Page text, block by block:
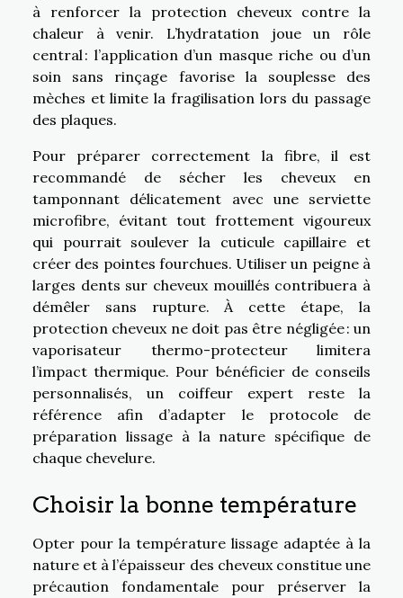
à renforcer la protection cheveux contre la
chaleur à venir. L’hydratation joue un rôle
central : l’application d’un masque riche ou d’un
soin sans rinçage favorise la souplesse des
mèches et limite la fragilisation lors du passage
des plaques.
Pour préparer correctement la fibre, il est
recommandé de sécher les cheveux en
tamponnant délicatement avec une serviette
microfibre, évitant tout frottement vigoureux
qui pourrait soulever la cuticule capillaire et
créer des pointes fourchues. Utiliser un peigne à
larges dents sur cheveux mouillés contribuera à
démêler sans rupture. À cette étape, la
protection cheveux ne doit pas être négligée : un
vaporisateur thermo-protecteur limitera
l’impact thermique. Pour bénéficier de conseils
personnalisés, un coiffeur expert reste la
référence afin d’adapter le protocole de
préparation lissage à la nature spécifique de
chaque chevelure.
Choisir la bonne température
Opter pour la température lissage adaptée à la
nature et à l’épaisseur des cheveux constitue une
précaution fondamentale pour préserver la